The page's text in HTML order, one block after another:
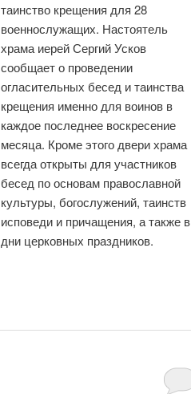
таинство крещения для 28
военнослужащих. Настоятель
храма иерей Сергий Усков
сообщает о проведении
огласительных бесед и таинства
крещения именно для воинов в
каждое последнее воскресение
месяца. Кроме этого двери храма
всегда открыты для участников
бесед по основам православной
культуры, богослужений, таинств
исповеди и причащения, а также в
дни церковных праздников.